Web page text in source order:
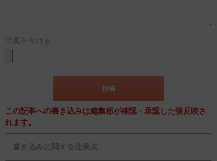
写真を付ける
この記事への書き込みは編集部が確認・承認した後反映さ
れます。
書き込みに関する注意点